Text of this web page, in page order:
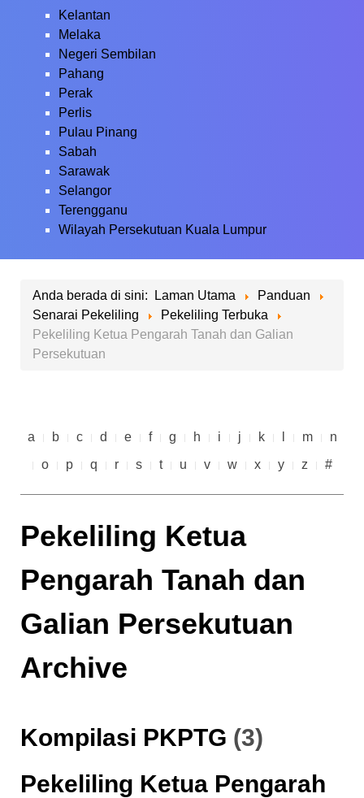
Kelantan
Melaka
Negeri Sembilan
Pahang
Perak
Perlis
Pulau Pinang
Sabah
Sarawak
Selangor
Terengganu
Wilayah Persekutuan Kuala Lumpur
Anda berada di sini: Laman Utama
Panduan
Senarai Pekeliling
Pekeliling Terbuka
Pekeliling Ketua Pengarah Tanah dan Galian
Persekutuan
a b c d e f g h i j k m
n
o
p q r s t u v w x y z #
Pekeliling Ketua
Pengarah Tanah dan
Galian Persekutuan
Archive
Kompilasi PKPTG (3)
Pekeliling Ketua Pengarah